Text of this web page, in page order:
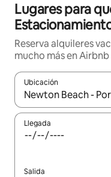
Lugares para
Reserva alquileres
mucho más en Airbnb
Ubicación
Cuando los
Llegada
Salida